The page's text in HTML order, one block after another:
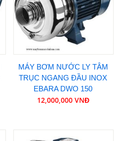
MÁY BƠM NƯỚC LY TÂM
TRỤC NGANG ĐẦU INOX
EBARA DWO 150
12,000,000 VNĐ